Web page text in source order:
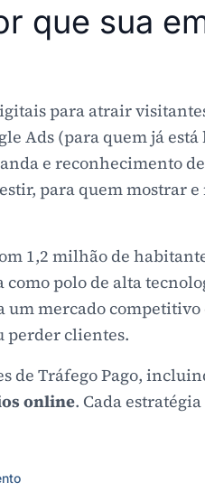
que sua
para atrair
Ads (para quem já está
e reconhecimento
para quem mostrar e
1,2 milhão de
polo de alta
mercado
perder clientes.
de Tráfego Pago,
online. Cada